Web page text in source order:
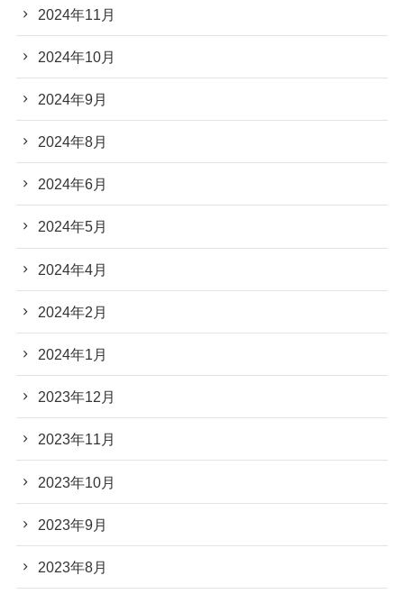
2024年11月
2024年10月
2024年9月
2024年8月
2024年6月
2024年5月
2024年4月
2024年2月
2024年1月
2023年12月
2023年11月
2023年10月
2023年9月
2023年8月